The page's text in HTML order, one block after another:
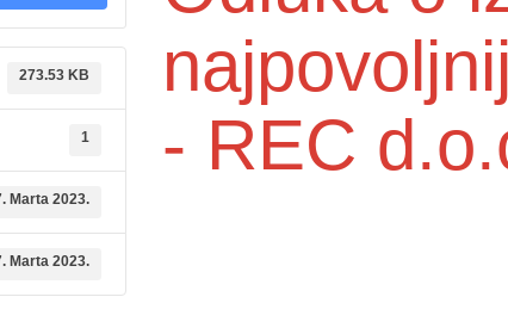
273.53 KB
1
Marta 2023.
Marta 2023.
- REC